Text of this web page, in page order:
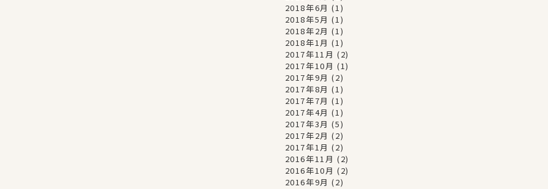
2018年6月 (1)
2018年5月 (1)
2018年2月 (1)
2018年1月 (1)
2017年11月 (2)
2017年10月 (1)
2017年9月 (2)
2017年8月 (1)
2017年7月 (1)
2017年4月 (1)
2017年3月 (5)
2017年2月 (2)
2017年1月 (2)
2016年11月 (2)
2016年10月 (2)
2016年9月 (2)